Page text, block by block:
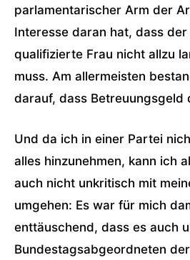
parlamentarischer Arm der
Interesse daran hat, dass
qualifizierte Frau nicht allzu
muss. Am allermeisten
darauf, dass Betreuungsgeld
Und da ich in einer Partei
alles hinzunehmen, kann ich
auch nicht unkritisch mit
umgehen: Es war für mich
enttäuschend, dass es auch
Bundestagsabgeordneten